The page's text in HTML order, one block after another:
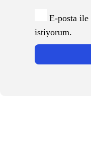
E-posta
istiyorum.